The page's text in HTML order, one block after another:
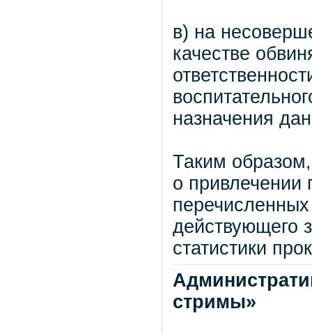
в) на
качестве
назначения
Таким
о привлечении
перечисленных
действующего
статистики
стримы»